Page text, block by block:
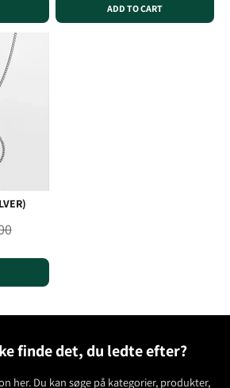
ADD TO CART
price
finde det, du ledte efter?
her. Du kan søge på kategorier, produkter,